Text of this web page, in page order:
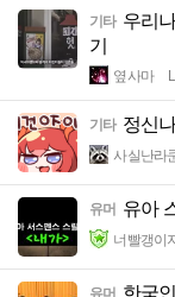
기타 우리
기
옆사마
기타 정신
사실난라
유머 유아
너빨갱이
유머 한국